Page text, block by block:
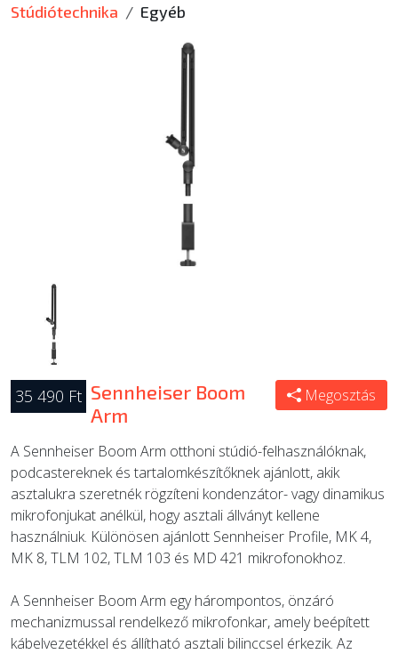
Stúdiótechnika Egyéb
35 490 Ft Sennheiser Boom
Arm
Megosztás
A Sennheiser Boom Arm otthoni stúdió-felhasználóknak,
podcastereknek és tartalomkészítőknek ajánlott, akik
asztalukra szeretnék rögzíteni kondenzátor- vagy dinamikus
mikrofonjukat anélkül, hogy asztali állványt kellene
használniuk. Különösen ajánlott Sennheiser Profile, MK 4,
MK 8, TLM 102, TLM 103 és MD 421 mikrofonokhoz.
A Sennheiser Boom Arm egy hárompontos, önzáró
mechanizmussal rendelkező mikrofonkar, amely beépített
kábelvezetékkel és állítható asztali bilinccsel érkezik. Az